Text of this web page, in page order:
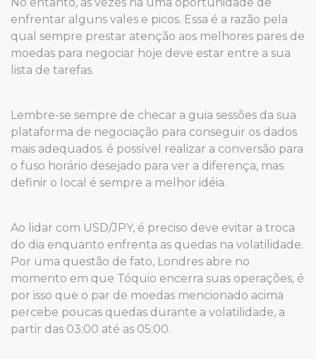
enfrentar alguns vales e picos. Essa é a razão pela
qual sempre prestar atenção aos melhores pares de
moedas para negociar hoje deve estar entre a sua
lista de tarefas.
Lembre-se sempre de checar a guia sessões da sua
plataforma de negociação para conseguir os dados
mais adequados. é possível realizar a conversão para
o fuso horário desejado para ver a diferença, mas
definir o local é sempre a melhor idéia.
Ao lidar com USD/JPY, é preciso deve evitar a troca
do dia enquanto enfrenta as quedas na volatilidade.
Por uma questão de fato, Londres abre no
momento em que Tóquio encerra suas operações, é
por isso que o par de moedas mencionado acima
percebe poucas quedas durante a volatilidade, a
partir das 03:00 até as 05:00.